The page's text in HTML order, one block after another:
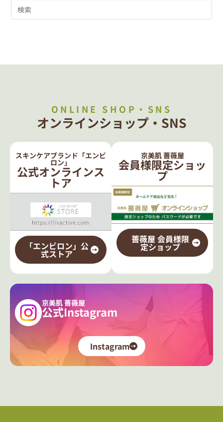
ONLINE SHOP・SNS
オンラインショップ・SNS
スキンケアブランド「エンビ
ロン」
公式オンラインス
トア
「エンビロン」公
式ストア
京美肌 薔薇屋
会員様限定ショッ
プ
薔薇屋 会員様限
定ショップ
京美肌 薔薇屋
公式Instagram
Instagram